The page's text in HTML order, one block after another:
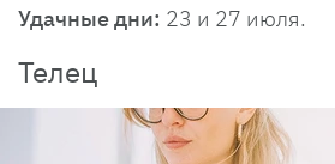
Удачные дни: 23 и 27 июля.
Телец